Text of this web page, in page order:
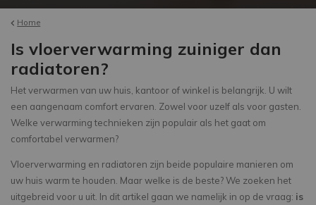
Home
Is vloerverwarming zuiniger dan
radiatoren?
Het verwarmen van uw huis, kantoor of winkel is belangrijk. U wilt
een aangenaam comfort ervaren. Zowel voor uzelf als voor gasten.
Welke verwarming technieken zijn populair als het gaat om
comfortabel verwarmen?
Vloerverwarming en radiatoren zijn beide populaire manieren om
uw huis warm te houden. Maar welke is de beste? We zoeken het
uitgebreid voor u uit. In dit artikel gaan we namelijk in op de vraag: is